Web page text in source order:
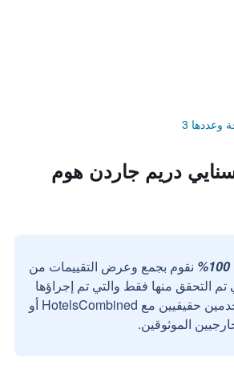
3
دريم جاردن هوم
نقوم بجمع وعرض التقييمات من
تم التحقق منها فقط والتي تم إجراؤها
بواسطة مستخدمين حقيقيين مع HotelsCombined أو
الموثوقين.